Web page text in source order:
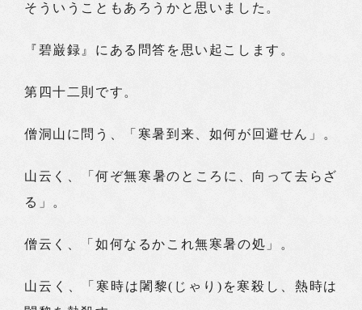
そういうこともあろうかと思いました。
『碧巌録』にある問答を思い起こします。
第四十二則です。
僧洞山に問う、「寒暑到来、如何が回避せん」。
山云く、「何ぞ無寒暑のところに、向って去らざ
る」。
僧云く、「如何なるかこれ無寒暑の処」。
山云く、「寒時は闍黎(じゃり)を寒殺し、熱時は